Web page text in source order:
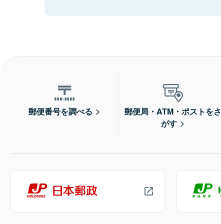
郵便番号を調べる
郵便局・ATM・ポストをさ
がす